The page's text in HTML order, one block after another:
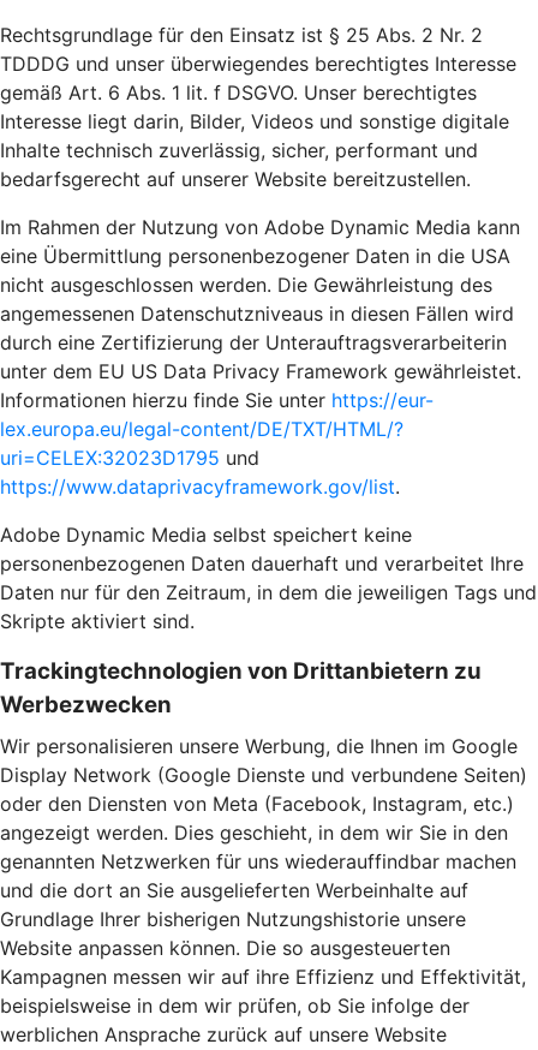
Rechtsgrundlage für den Einsatz ist § 25 Abs. 2 Nr. 2
TDDDG und unser überwiegendes berechtigtes Interesse
gemäß Art. 6 Abs. 1 lit. f DSGVO. Unser berechtigtes
Interesse liegt darin, Bilder, Videos und sonstige digitale
Inhalte technisch zuverlässig, sicher, performant und
bedarfsgerecht auf unserer Website bereitzustellen.
Im Rahmen der Nutzung von Adobe Dynamic Media kann
eine Übermittlung personenbezogener Daten in die USA
nicht ausgeschlossen werden. Die Gewährleistung des
angemessenen Datenschutzniveaus in diesen Fällen wird
durch eine Zertifizierung der Unterauftragsverarbeiterin
unter dem EU US Data Privacy Framework gewährleistet.
Informationen hierzu finde Sie unter https://eur-
lex.europa.eu/legal-content/DE/TXT/HTML/?
uri=CELEX:32023D1795 und
https://www.dataprivacyframework.gov/list.
Adobe Dynamic Media selbst speichert keine
personenbezogenen Daten dauerhaft und verarbeitet Ihre
Daten nur für den Zeitraum, in dem die jeweiligen Tags und
Skripte aktiviert sind.
Trackingtechnologien von Drittanbietern zu
Werbezwecken
Wir personalisieren unsere Werbung, die Ihnen im Google
Display Network (Google Dienste und verbundene Seiten)
oder den Diensten von Meta (Facebook, Instagram, etc.)
angezeigt werden. Dies geschieht, in dem wir Sie in den
genannten Netzwerken für uns wiederauffindbar machen
und die dort an Sie ausgelieferten Werbeinhalte auf
Grundlage Ihrer bisherigen Nutzungshistorie unsere
Website anpassen können. Die so ausgesteuerten
Kampagnen messen wir auf ihre Effizienz und Effektivität,
beispielsweise in dem wir prüfen, ob Sie infolge der
werblichen Ansprache zurück auf unsere Website